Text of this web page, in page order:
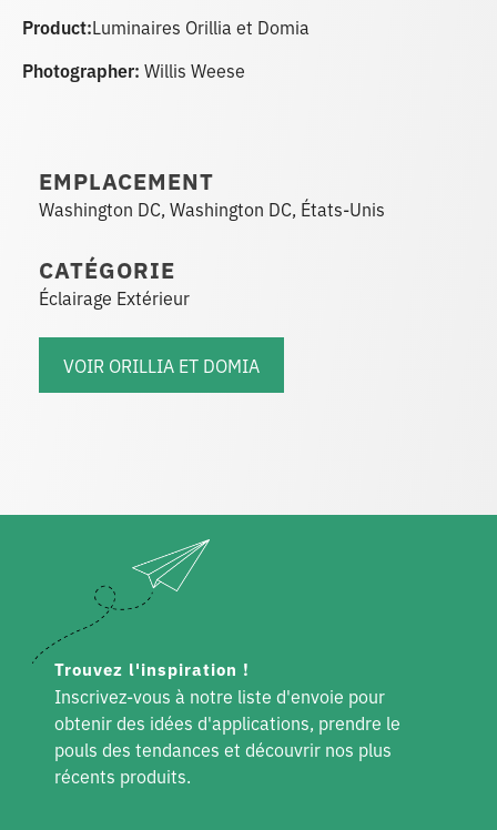
Product:Luminaires Orillia et Domia
Photographer: Willis Weese
EMPLACEMENT
Washington DC, Washington DC, États-Unis
CATÉGORIE
Éclairage Extérieur
VOIR ORILLIA ET DOMIA
Trouvez l'inspiration !
Inscrivez-vous à notre liste d'envoie pour
obtenir des idées d'applications, prendre le
pouls des tendances et découvrir nos plus
récents produits.